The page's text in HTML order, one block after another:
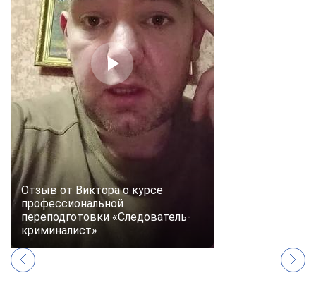
Отзыв от Виктора о курсе
профессиональной
переподготовки «Следователь-
криминалист»